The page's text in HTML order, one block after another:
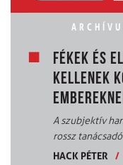
FÉKEK ÉS
KELLENEK
A szubjektív
rossz
HACK PÉTER
/